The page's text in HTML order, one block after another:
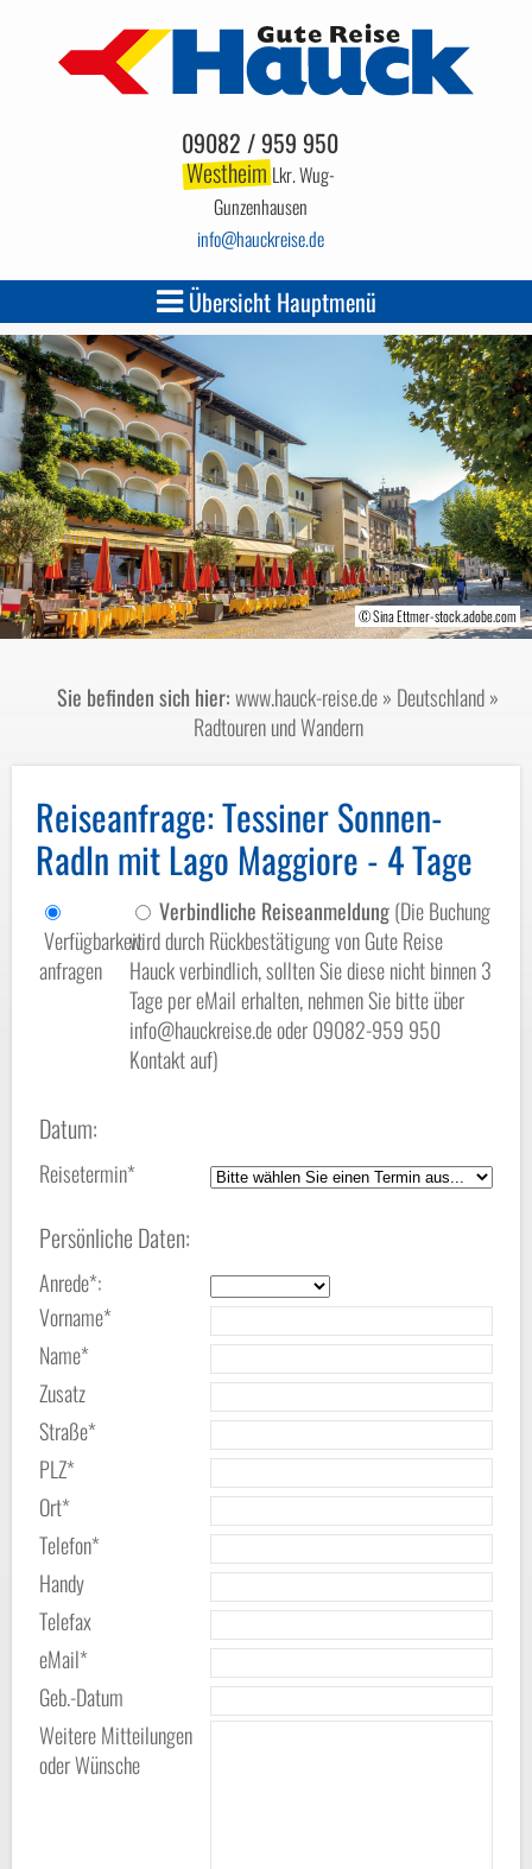
09082 / 959 950
WestheimLkr. Wug-
Gunzenhausen
info hauckreise.de
Übersicht Hauptmenü
© HappyAlex - stock.adobe.com
© A. Chaikin - shutterstock.com - 2013
© Sina Ettmer-stock.adobe.com
© swiss-image.ch/ Christof Sonderegger
Sie befinden sich hier:www.hauck-reise.de» Deutschland»
Radtouren und Wandern
Reiseanfrage: Tessiner Sonnen-
Radln mit Lago Maggiore - 4 Tage
Verfügbarkeit
anfragen
Verbindliche Reiseanmeldung(Die Buchung
wird durch Rückbestätigung von Gute Reise
Hauck verbindlich, sollten Sie diese nicht binnen 3
Tage per eMail erhalten, nehmen Sie bitte über
info@hauckreise.de oder 09082-959 950
Kontakt auf)
Datum:
Reisetermin*
Persönliche Daten:
Anrede*:
Vorname*
Name*
Zusatz
Straße*
PLZ*
Ort*
Telefon*
Handy
Telefax
eMail*
Geb.-Datum
Weitere Mitteilungen
oder Wünsche